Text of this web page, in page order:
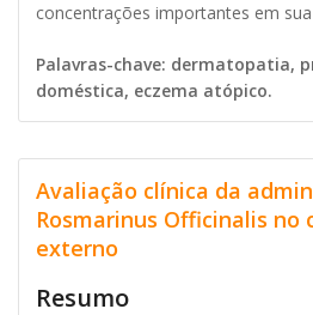
concentrações importantes em
Palavras-chave: dermatopatia,
doméstica, eczema atópico.
Avaliação clínica da
Rosmarinus Officinalis
externo
Resumo